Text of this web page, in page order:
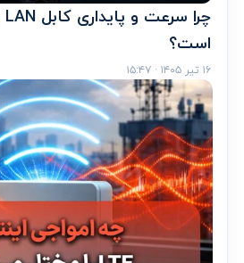
است؟
۱۶ تیر ۱۴۰۵ · ۱۵:۴۷